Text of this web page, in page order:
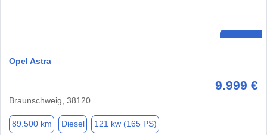
Opel Astra
9.999 €
Braunschweig, 38120
89.500 km Diesel 121 kw (165 PS)